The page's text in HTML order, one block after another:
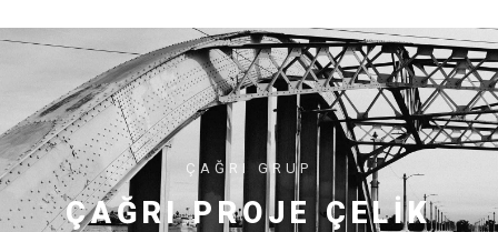
ÇAĞRI GRUP
ÇAĞRI PROJE ÇELIK